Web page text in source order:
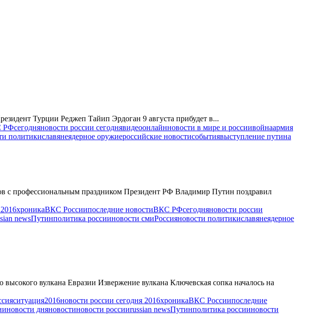
Турции Реджеп Тайип Эрдоган 9 августа прибудет в...
РФсегодняновости россии сегоднявидеоонлайнновости в мире и россиивойнаармия
политикиславянеядерное оружиероссийские новостисобытиявыступление путина
с профессиональным праздником Президент РФ Владимир Путин поздравил
хроникаВКС Россиипоследние новостиВКС РФсегодняновости россии
newsПутинполитика россииновости смиРоссияновости политикиславянеядерное
вулкана Евразии Извержение вулкана Ключевская сопка началось на
ситуация2016новости россии сегодня 2016хроникаВКС Россиипоследние
новости дняновостиновости россииrussian newsПутинполитика россииновости